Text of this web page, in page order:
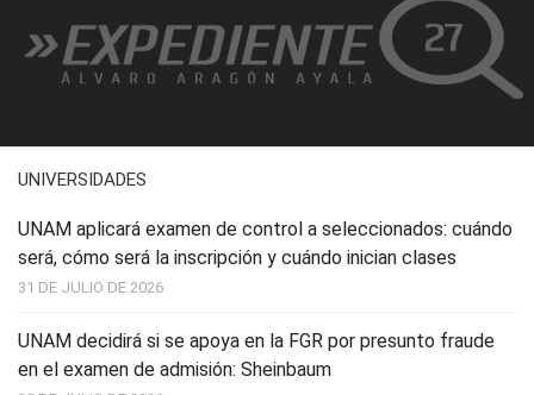
UNIVERSIDADES
UNAM aplicará examen de control a seleccionados: cuándo
será, cómo será la inscripción y cuándo inician clases
31 DE JULIO DE 2026
UNAM decidirá si se apoya en la FGR por presunto fraude
en el examen de admisión: Sheinbaum